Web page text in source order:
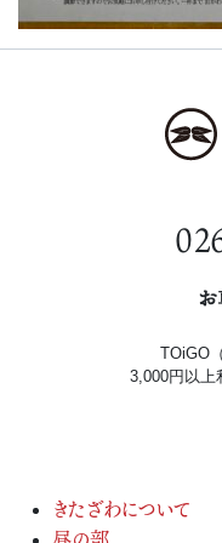
TOiGO
3,000円以上
きたざわについて